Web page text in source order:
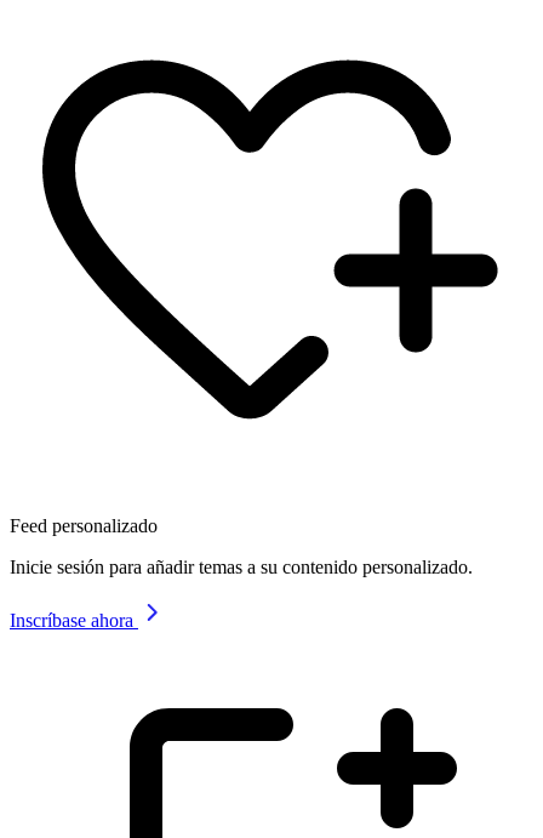
Feed personalizado
Inicie sesión para añadir temas a su contenido personalizado.
Inscríbase ahora